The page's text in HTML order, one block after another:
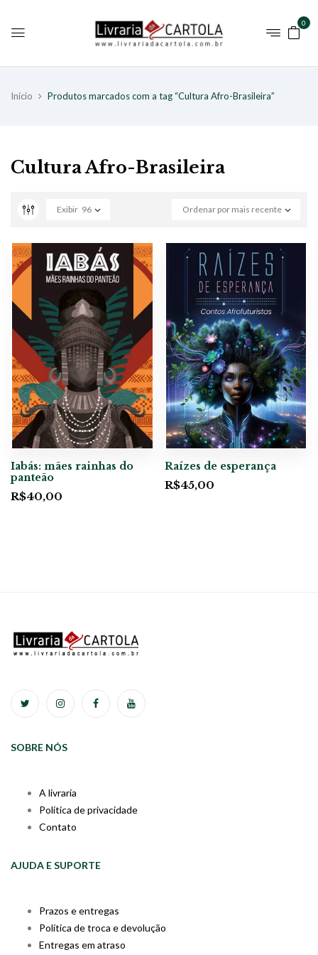
0
Início Produtos marcados com a tag “Cultura Afro-Brasileira”
Cultura Afro-Brasileira
Ordenar por mais recente
Exibir 96
Iabás: mães rainhas do
panteão
R$40,00
Raízes de esperança
R$45,00
SOBRE NÓS
A livraria
Política de privacidade
Contato
AJUDA E SUPORTE
Prazos e entregas
Política de troca e devolução
Entregas em atraso